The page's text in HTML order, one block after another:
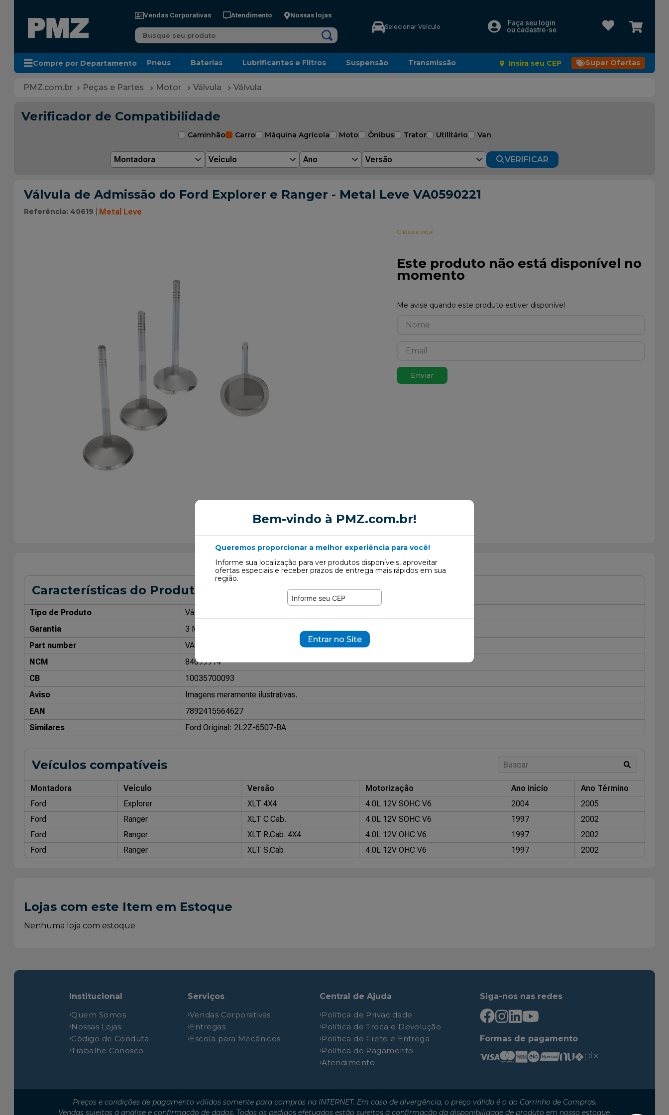
Bem-vindo à PMZ.com.br!
Queremos proporcionar a melhor experiência para você!
Informe sua localização para ver produtos disponíveis, aproveitar
ofertas especiais e receber prazos de entrega mais rápidos em sua
região.
Entrar no Site
Vendas Corporativas Atendimento Nossas lojas
Busque seu produto Selecionar Veículo
Faça seu login
ou cadastre-se
Compre por Departamento Pneus Baterias Lubrificantes e Filtros Suspensão Transmissão Insira seu CEP Super Ofertas
Peças e Partes Motor Válvula Válvula
Verificador de Compatibilidade
Caminhão Carro Máquina Agrícola Moto Ônibus Trator Utilitário Van
Montadora Veículo Ano Versão VERIFICAR
Válvula de Admissão do Ford Explorer e Ranger - Metal Leve VA0590221
Referência: 40619 Metal Leve
Clique e veja!
Este produto não está disponível no
momento
Enviar
Características do Produto
Tipo de Produto
Válvula de Admissão
Garantia
3 Meses
Part number
VA0590221
NCM
84099914
CB
10035700093
Aviso
Imagens meramente ilustrativas.
EAN
7892415564627
Similares
Ford Original: 2L2Z-6507-BA
Veículos compatíveis
Montadora Veículo Versão Motorização Ano início
Ano Término
Ford
Explorer XLT 4X4 4.0L 12V SOHC V6 2004
2005
Ford
Ranger XLT C.Cab. 4.0L 12V SOHC V6 1997
2002
Ford
Ranger XLT R.Cab. 4X4 4.0L 12V OHC V6 1997
2002
Ford
Ranger XLT S.Cab. 4.0L 12V OHC V6 1997 2002
Lojas com este Item em Estoque
Nenhuma loja com estoque
Institucional
Quem Somos
Nossas Lojas
Código de Conduta
Trabalhe Conosco
Serviços
Vendas Corporativas
Entregas
Escola para Mecânicos
Central de Ajuda
Política de Privacidade
Política de Troca e Devolução
Política de Frete e Entrega
Política de Pagamento
Atendimento
Siga-nos nas redes
Formas de pagamento
Preços e condições de pagamento válidos somente para compras na INTERNET. Em caso de divergência, o preço válido é o do Carrinho de Compras.
Vendas sujeitas à análise e confirmação de dados. Todos os pedidos efetuados estão sujeitos à confirmação da disponibilidade de produto em nosso estoque.